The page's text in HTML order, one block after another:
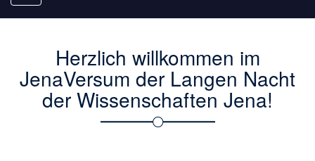
navigation
Herzlich willkommen im
JenaVersum der Langen Nacht
der Wissenschaften Jena!